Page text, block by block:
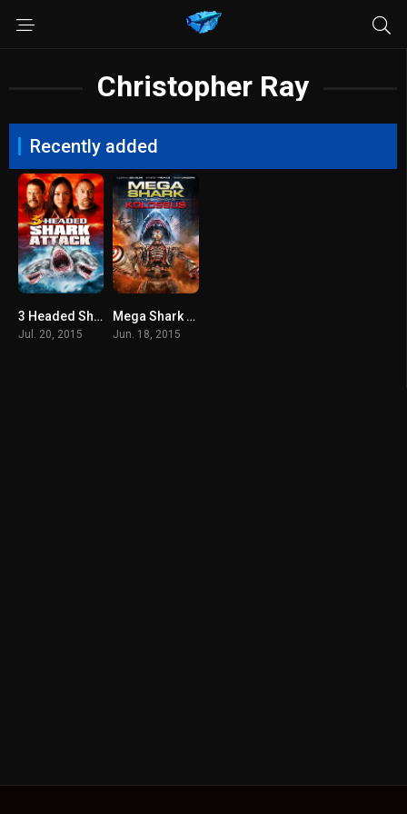
Christopher Ray
Recently added
3 Headed Shark Attack (2015) โคตรฉลาม 3 หัวเพชฌฆาต
Jul. 20, 2015
Mega Shark Vs. Kolossus (2015) ฉลามยักษ์ปะทะหุ่นพิฆาตล้างโลก
Jun. 18, 2015